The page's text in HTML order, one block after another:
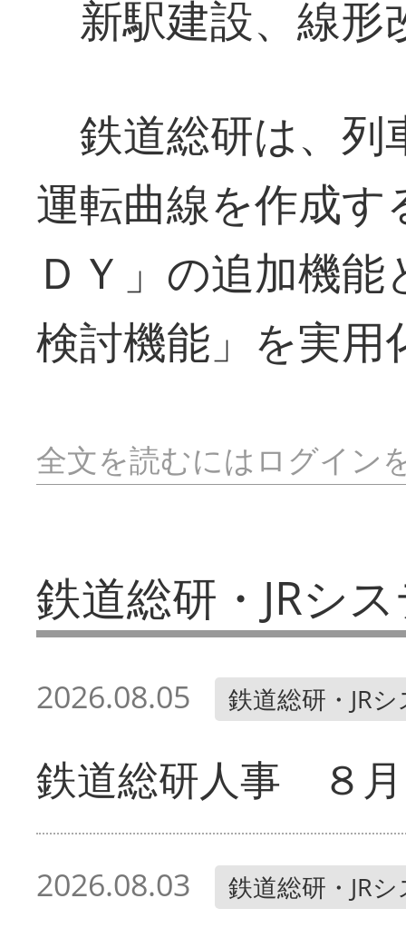
新駅建設、線形
鉄道総研は、列
運転曲線を作成
ＤＹ」の追加機
検討機能」を実用
全文を読むにはログイン
鉄道総研・JRシ
2026.08.05 鉄道総研・JR
鉄道総研人事 ８
2026.08.03 鉄道総研・JR